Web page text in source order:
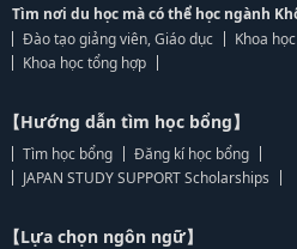
Tìm nơi du học mà có thể học ngành
Đào tạo giảng viên, Giáo dục
Khoa
Khoa học tổng hợp
【Hướng dẫn tìm học bổng】
Tìm học bổng
Đăng kí học bổng
JAPAN STUDY SUPPORT Scholarships
【Lựa chọn ngôn ngữ】